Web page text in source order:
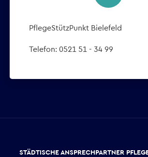
PflegeStützPunkt Bielefeld
Telefon: 0521 51 - 34 99
STÄDTISCHE ANSPRECHPARTNER